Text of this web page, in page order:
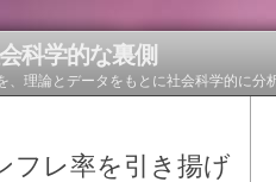
科学的な裏側
、理論とデータをもとに社会科学的に分
フレ率を引き揚げ